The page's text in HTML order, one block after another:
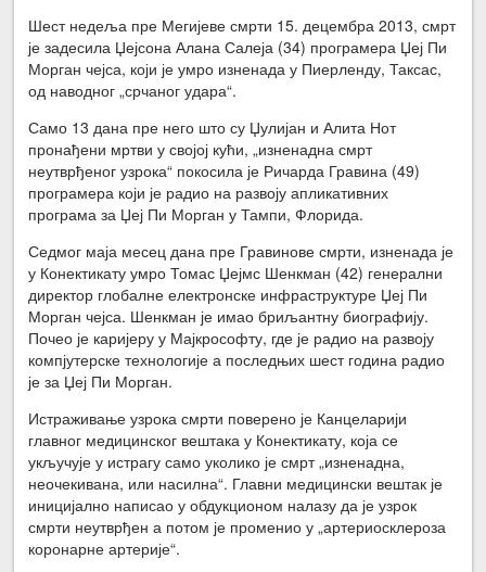
Шест недеља пре Мегијеве смрти 15. децембра 2013, смрт
је задесила Џејсона Алана Салеја (34) програмера Џеј Пи
Морган чејса, који је умро изненада у Пиерленду, Таксас,
од наводног „срчаног удара“.
Само 13 дана пре него што су Џулијан и Алита Нот
пронађени мртви у својој кући, „изненадна смрт
неутврђеног узрока“ покосила је Ричарда Гравина (49)
програмера који је радио на развоју апликативних
програма за Џеј Пи Морган у Тампи, Флорида.
Седмог маја месец дана пре Гравинове смрти, изненада је
у Конектикату умро Томас Џејмс Шенкман (42) генерални
директор глобалне електронске инфраструктуре Џеј Пи
Морган чејса. Шенкман је имао бриљантну биографију.
Почео је каријеру у Мајкрософту, где је радио на развоју
компјутерске технологије а последњих шест година радио
је за Џеј Пи Морган.
Истраживање узрока смрти поверено је Канцеларији
главног медицинског вештака у Конектикату, која се
укључује у истрагу само уколико је смрт „изненадна,
неочекивана, или насилна“. Главни медицински вештак је
иницијално написао у обдукционом налазу да је узрок
смрти неутврђен а потом је променио у „артериосклероза
коронарне артерије“.